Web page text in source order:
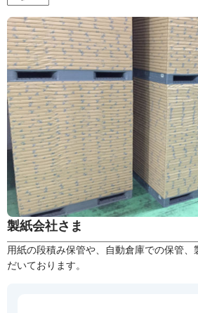
製紙会社さま
用紙の段積み保管や、自動倉庫での保管、
だいております。